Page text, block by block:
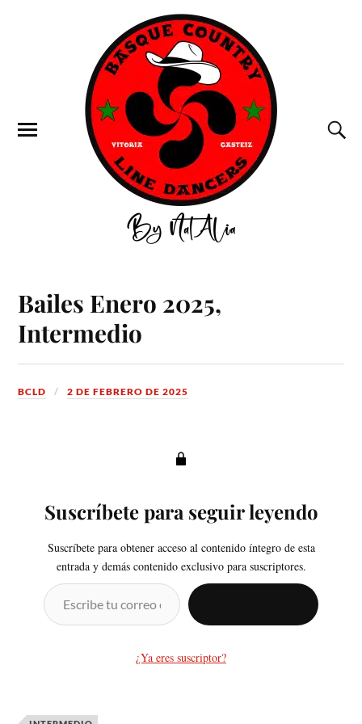
Bailes Enero 2025,
Intermedio
BCLD 2 DE FEBRERO DE 2025
Suscríbete para seguir leyendo
Suscríbete para obtener acceso al contenido íntegro de esta
entrada y demás contenido exclusivo para suscriptores.
¿Ya eres suscriptor?